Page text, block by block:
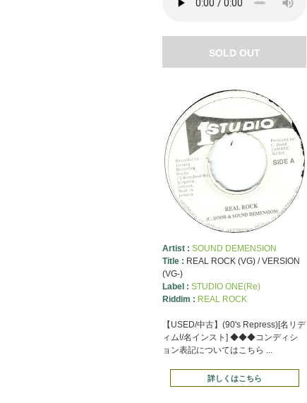
SOLD OUT
Artist :SOUND DEMENSION
Title : REAL ROCK (VG) / VERSION
(VG-)
Label :STUDIO ONE(Re)
Riddim : REAL ROCK
【USED/中古】(90's Repress)[名リデ
ィム!/名インスト] ◆◆◆コンディシ
ョン表記についてはこちら ...
詳しくはこちら